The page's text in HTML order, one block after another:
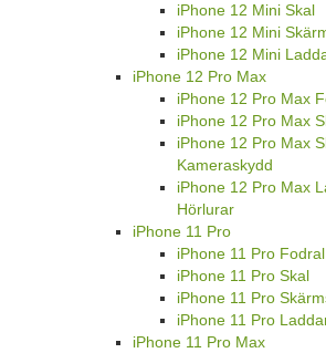
iPhone 12 Mini Skal
iPhone 12 Mini
iPhone 12 Mini
iPhone 12 Pro Max
iPhone 12 Pro Max
iPhone 12 Pro Max
iPhone 12 Pro Max
Kameraskydd
iPhone 12 Pro Max
Hörlurar
iPhone 11 Pro
iPhone 11 Pro Fodral
iPhone 11 Pro Skal
iPhone 11 Pro
iPhone 11 Pro
iPhone 11 Pro Max